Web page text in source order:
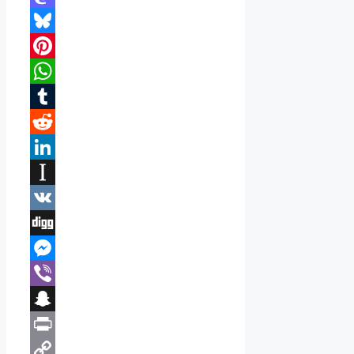
Mastodon
Bluesky
Pinterest
WhatsApp
Tumblr
Reddit
Instapaper
VK
Digg
Messenger
Viber
Snapchat
Print